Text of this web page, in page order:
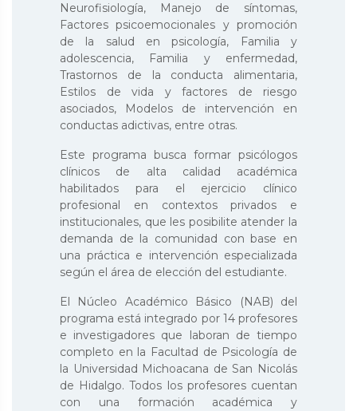
Neurofisiología, Manejo de síntomas,
Factores psicoemocionales y promoción
de la salud en psicología, Familia y
adolescencia, Familia y enfermedad,
Trastornos de la conducta alimentaria,
Estilos de vida y factores de riesgo
asociados, Modelos de intervención en
conductas adictivas, entre otras.
Este programa busca formar psicólogos
clínicos de alta calidad académica
habilitados para el ejercicio clínico
profesional en contextos privados e
institucionales, que les posibilite atender la
demanda de la comunidad con base en
una práctica e intervención especializada
según el área de elección del estudiante.
El Núcleo Académico Básico (NAB) del
programa está integrado por 14 profesores
e investigadores que laboran de tiempo
completo en la Facultad de Psicología de
la Universidad Michoacana de San Nicolás
de Hidalgo. Todos los profesores cuentan
con una formación académica y